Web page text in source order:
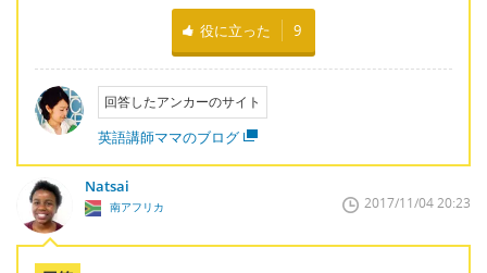
役に立った 9
回答したアンカーのサイト
英語講師ママのブログ
Natsai
南アフリカ 2017/11/04 20:23